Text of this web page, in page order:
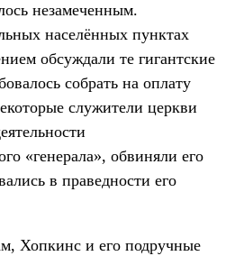
незамеченным.
населённых пунктах
обсуждали те гигантские
собрать на оплату
служители церкви
«генерала», обвиняли его
в праведности его
Хопкинс и его подручные